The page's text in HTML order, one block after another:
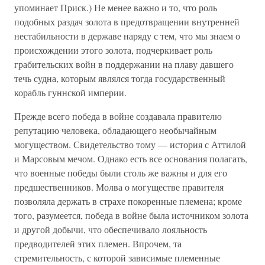
упоминает Приск.) Не менее важно и то, что роль
подобных раздач золота в предотвращении внутренней
нестабильности в державе наряду с тем, что мы знаем о
происхождении этого золота, подчеркивает роль
грабительских войн в поддержании на плаву давшего
течь судна, которым являлся тогда государственный
корабль гуннской империи.
Прежде всего победа в войне создавала правителю
репутацию человека, обладающего необычайным
могуществом. Свидетельство тому — история с Аттилой
и Марсовым мечом. Однако есть все основания полагать,
что военные победы были столь же важны и для его
предшественников. Молва о могуществе правителя
позволяла держать в страхе покоренные племена; кроме
того, разумеется, победа в войне была источником золота
и другой добычи, что обеспечивало лояльность
предводителей этих племен. Впрочем, та
стремительность, с которой зависимые племенные